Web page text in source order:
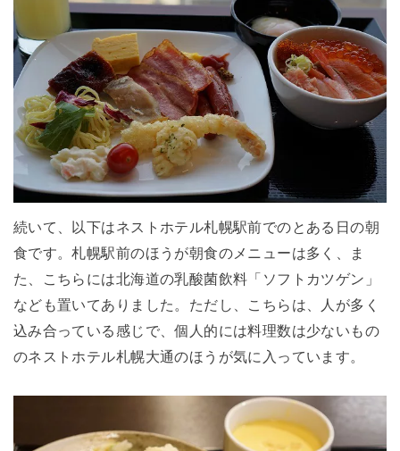
続いて、以下はネストホテル札幌駅前でのとある日の朝
食です。札幌駅前のほうが朝食のメニューは多く、ま
た、こちらには北海道の乳酸菌飲料「ソフトカツゲン」
なども置いてありました。ただし、こちらは、人が多く
込み合っている感じで、個人的には料理数は少ないもの
のネストホテル札幌大通のほうが気に入っています。